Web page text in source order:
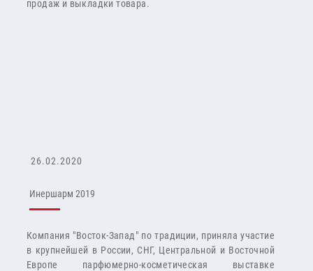
продаж и выкладки товара.
26.02.2020
Инершарм 2019
Компания "Восток-Запад" по традиции, приняла участие
в крупнейшей в России, СНГ, Центральной и Восточной
Европе парфюмерно-косметическая выставке